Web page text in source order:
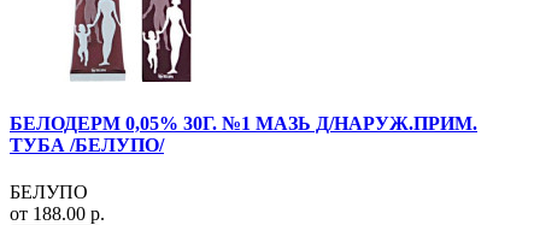
БЕЛОДЕРМ 0,05% 30Г. №1 МАЗЬ Д/НАРУЖ.ПРИМ.
ТУБА /БЕЛУПО/
БЕЛУПО
от 188.00 р.